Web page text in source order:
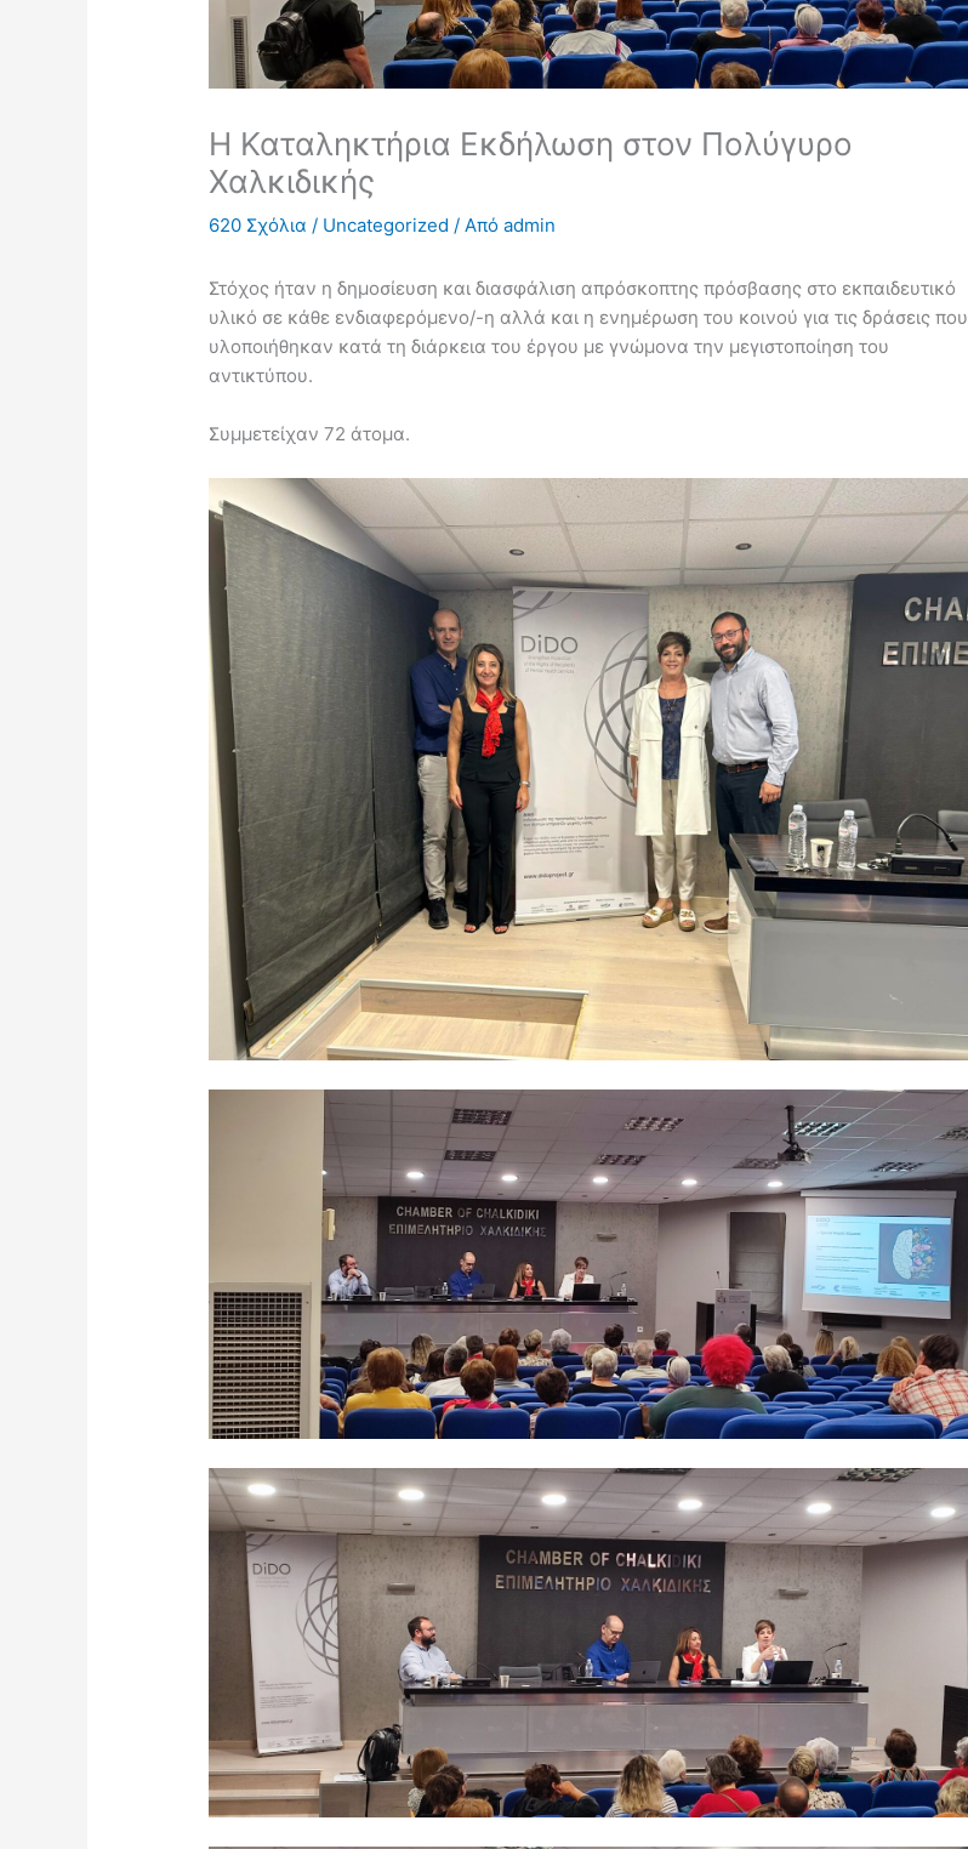
Η Καταληκτήρια Εκδήλωση στον Πολύγυρο
Χαλκιδικής
620 Σχόλια / Uncategorized / Απόadmin
Στόχος ήταν η δημοσίευση και διασφάλιση απρόσκοπτης πρόσβασης στο εκπαιδευτικό
υλικό σε κάθε ενδιαφερόμενο/-η αλλά και η ενημέρωση του κοινού για τις δράσεις που
υλοποιήθηκαν κατά τη διάρκεια του έργου με γνώμονα την μεγιστοποίηση του
αντικτύπου.
Συμμετείχαν 72 άτομα.